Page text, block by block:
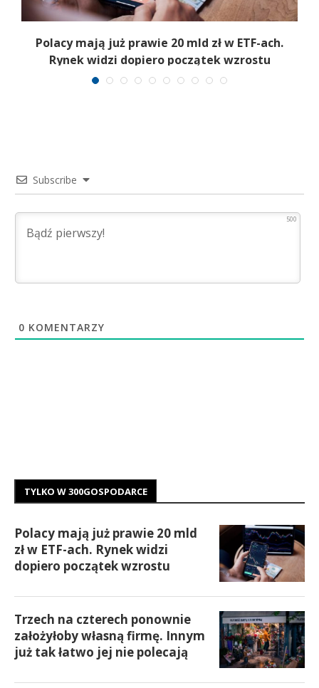
Polacy mają już prawie 20 mld zł w ETF-ach.
Rynek widzi dopiero początek wzrostu
Subscribe
500
0 KOMENTARZY
TYLKO W 300GOSPODARCE
Polacy mają już prawie 20 mld
zł w ETF-ach. Rynek widzi
dopiero początek wzrostu
Trzech na czterech ponownie
założyłoby własną firmę. Innym
już tak łatwo jej nie polecają